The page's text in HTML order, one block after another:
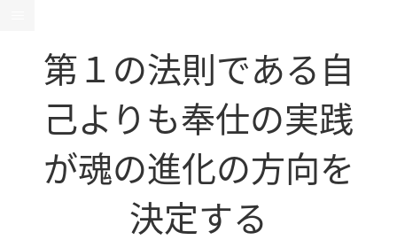
第１の法則である自
己よりも奉仕の実践
が魂の進化の方向を
決定する